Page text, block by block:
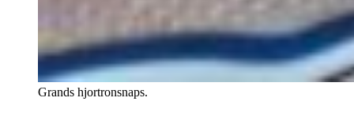
Grands hjortronsnaps.